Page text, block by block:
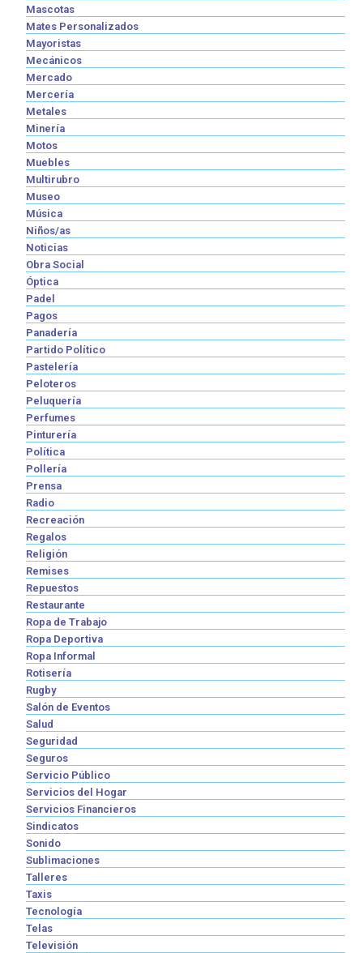
Mascotas
Mates Personalizados
Mayoristas
Mecánicos
Mercado
Mercería
Metales
Minería
Motos
Muebles
Multirubro
Museo
Música
Niños/as
Noticias
Obra Social
Óptica
Padel
Pagos
Panadería
Partido Político
Pastelería
Peloteros
Peluquería
Perfumes
Pinturería
Política
Pollería
Prensa
Radio
Recreación
Regalos
Religión
Remises
Repuestos
Restaurante
Ropa de Trabajo
Ropa Deportiva
Ropa Informal
Rotisería
Rugby
Salón de Eventos
Salud
Seguridad
Seguros
Servicio Público
Servicios del Hogar
Servicios Financieros
Sindicatos
Sonido
Sublimaciones
Talleres
Taxis
Tecnología
Telas
Televisión